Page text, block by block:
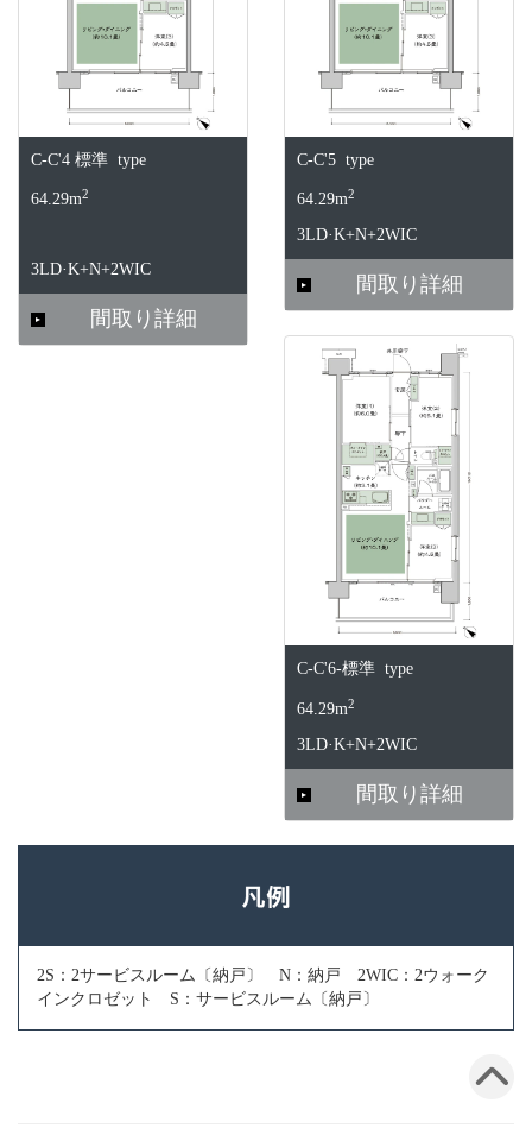
C-C'4 標準 type
64.29m2
3LD·K+N+2WIC
間取り詳細
C-C'5 type
64.29m2
3LD·K+N+2WIC
間取り詳細
C-C'6-標準 type
64.29m2
3LD·K+N+2WIC
間取り詳細
2S：2サービスルーム〔納戸〕 N：納戸 2WIC：2ウォーク
インクロゼット S：サービスルーム〔納戸〕